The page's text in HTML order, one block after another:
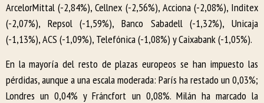
ArcelorMittal (-2,84%), Cellnex (-2,56%), Acciona (-2,08%), Inditex
(-2,07%), Repsol (-1,59%), Banco Sabadell (-1,32%), Unicaja
(-1,13%), ACS (-1,09%), Telefónica (-1,08%) y Caixabank (-1,05%).
En la mayoría del resto de plazas europeos se han impuesto las
pérdidas, aunque a una escala moderada: París ha restado un 0,03%;
Londres un 0,04% y Fráncfort un 0,08%. Milán ha marcado la